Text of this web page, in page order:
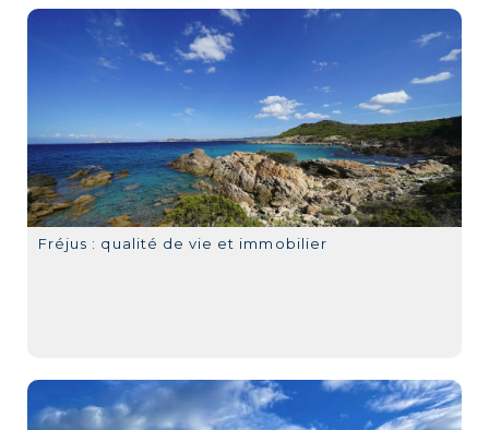
Fréjus : qualité de vie et immobilier